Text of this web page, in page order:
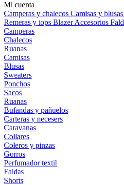
Mi cuenta
Camperas y chalecos Camisas y blusas
Remeras y tops BlazerAccesorios
Camperas
Chalecos
Ruanas
Camisas
Blusas
Sweaters
Ponchos
Sacos
Ruanas
Bufandas y pañuelos
Carteras y necesers
Caravanas
Collares
Coleros y pinzas
Gorros
Perfumador textil
Faldas
Shorts